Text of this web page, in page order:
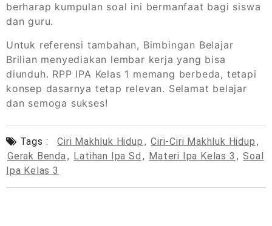
berharap kumpulan soal ini bermanfaat bagi siswa
dan guru.
Untuk referensi tambahan, Bimbingan Belajar
Brilian menyediakan lembar kerja yang bisa
diunduh. RPP IPA Kelas 1 memang berbeda, tetapi
konsep dasarnya tetap relevan. Selamat belajar
dan semoga sukses!
Tags : Ciri Makhluk Hidup , Ciri-Ciri Makhluk Hidup ,
Gerak Benda, Latihan Ipa Sd , Materi Ipa Kelas 3 , Soal
Ipa Kelas 3